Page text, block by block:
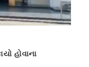
હોવાના